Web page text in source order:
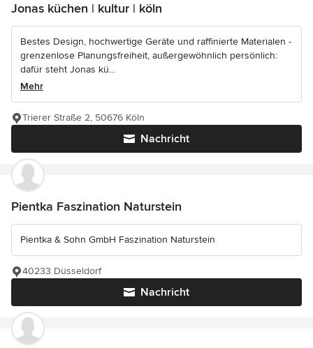
Jonas küchen | kultur | köln
Bestes Design, hochwertige Geräte und raffinierte Materialen -
grenzenlose Planungsfreiheit, außergewöhnlich persönlich:
dafür steht Jonas kü...
Mehr
Nachricht
Trierer Straße 2, 50676 Köln
Pientka Faszination Naturstein
Pientka & Sohn GmbH Faszination Naturstein
Nachricht
40233 Düsseldorf